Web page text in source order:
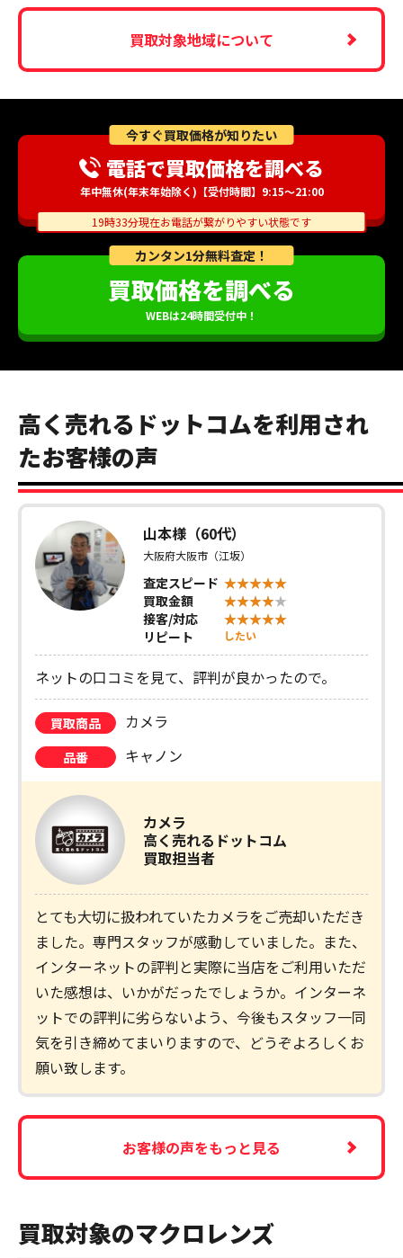
買取対象地域について
カンタン1分無料査定！
買取価格を調べる
WEBは24時間受付中！
今すぐ買取価格が知りたい
電話で買取価格を調べる
年中無休(年末年始除く)【受付時間】9:15～21:00
19時33分現在お電話が繋がりやすい状態です
高く売れるドットコムを利用され
たお客様の声
山本様（60代）
大阪府大阪市（江坂）
査定スピード
買取金額
接客/対応
リピート
したい
ネットの口コミを見て、評判が良かったので。
買取商品 カメラ
品番 キャノン
カメラ
高く売れるドットコム
買取担当者
とても大切に扱われていたカメラをご売却いただき
ました。専門スタッフが感動していました。また、
インターネットの評判と実際に当店をご利用いただ
いた感想は、いかがだったでしょうか。インターネ
ットでの評判に劣らないよう、今後もスタッフ一同
気を引き締めてまいりますので、どうぞよろしくお
願い致します。
お客様の声をもっと見る
買取対象のマクロレンズ